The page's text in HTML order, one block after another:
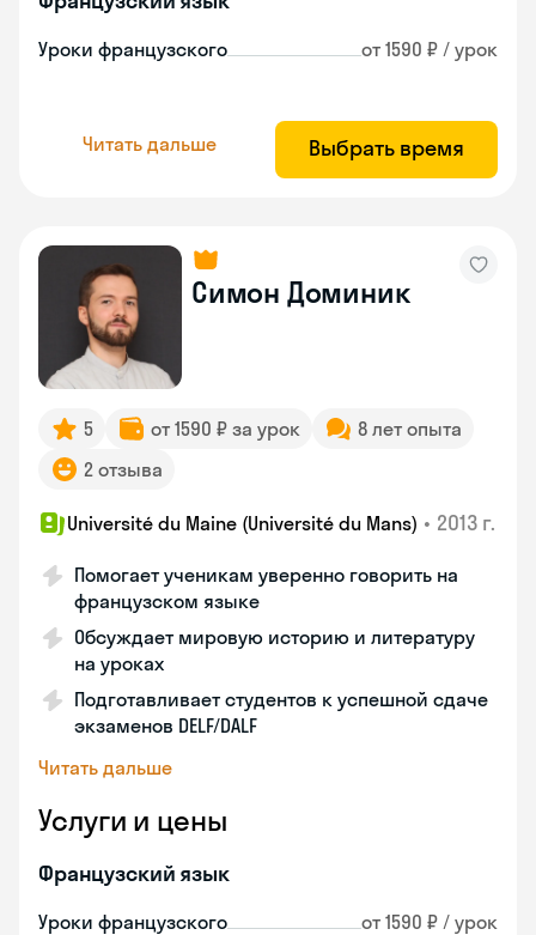
Уроки французского от 1590 ₽ / урок
Читать дальше Выбрать время
Симон Доминик
5 от 1590 ₽ за урок
8 лет опыта
2 отзыва
Université du Maine (Université du Mans) • 2013 г.
Помогает ученикам уверенно говорить на
французском языке
Обсуждает мировую историю и литературу
на уроках
Подготавливает студентов к успешной сдаче
экзаменов DELF/DALF
Читать дальше
Услуги и цены
Французский язык
Уроки французского от 1590 ₽ / урок